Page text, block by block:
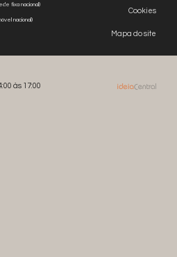
Cookies
Mapa do site
fixa nacional)
nacional)
às 17:00